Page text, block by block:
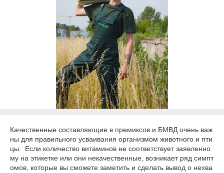
Качественные составляющие в премиксов и БМВД очень важ
ны для правильного усваивания организмом животного и пти
цы. Если количество витаминов не соответствует заявленно
му на этикетке или они некачественные, возникает ряд симпт
омов, которые вы сможете заметить и сделать вывод о нехва